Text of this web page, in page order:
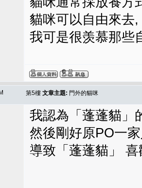
貓咪可以自由來去,
我可是很羡慕那些
第5樓 文章主題: 門外的貓咪
我認為「蓬蓬貓」
然後剛好原PO一
導致「蓬蓬貓」